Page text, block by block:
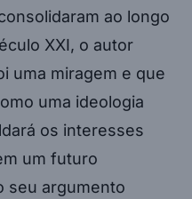
ao longo
XXI, o autor
uma miragem e que
uma ideologia
os interesses
um futuro
seu argumento